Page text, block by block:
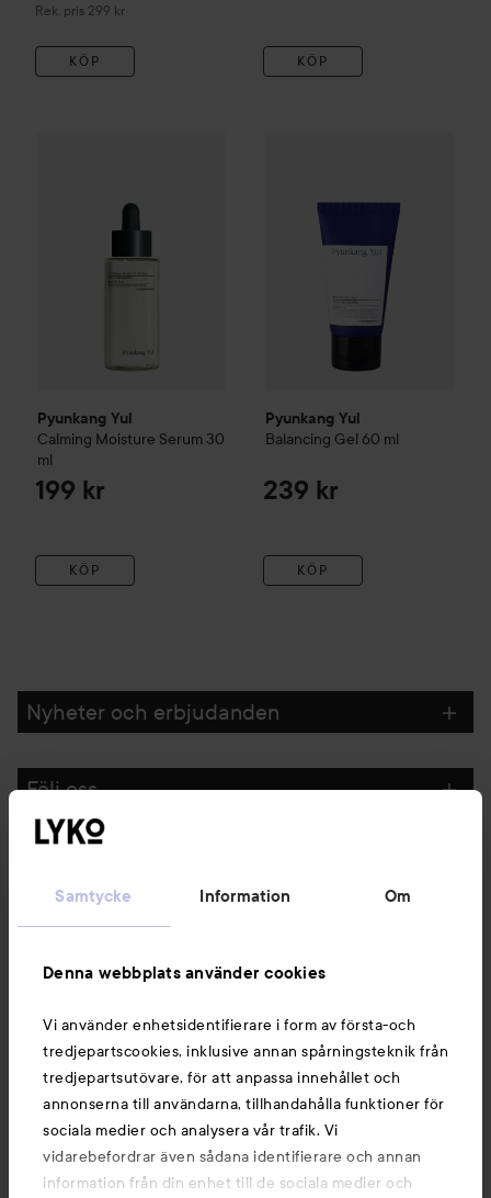
Samtycke Information Om
Denna webbplats använder cookies
Vi använder enhetsidentifierare i form av första-och
tredjepartscookies, inklusive annan spårningsteknik från
tredjepartsutövare, för att anpassa innehållet och
annonserna till användarna, tillhandahålla funktioner för
sociala medier och analysera vår trafik. Vi
vidarebefordrar även sådana identifierare och annan
information från din enhet till de sociala medier och
Rek. pris 299 kr
Rekommenderat pris 299 kr
KÖP KÖP
Pyunkang Yul
Calming Moisture Serum 30
ml
199 kr
KÖP
Pyunkang Yul
Balancing Gel 60 ml
239 kr
KÖP
Nyheter och erbjudanden
Följ oss
Du kanske också gillar